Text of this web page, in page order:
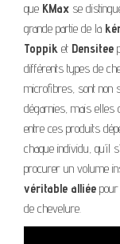
que KMax se
grande partie de la
Toppik et Densitee
différents types de
microfibres, sont non
dégarnies, mais elles
entre ces produits
chaque individu, qu’il
procurer un volume
véritable alliée
de chevelure.